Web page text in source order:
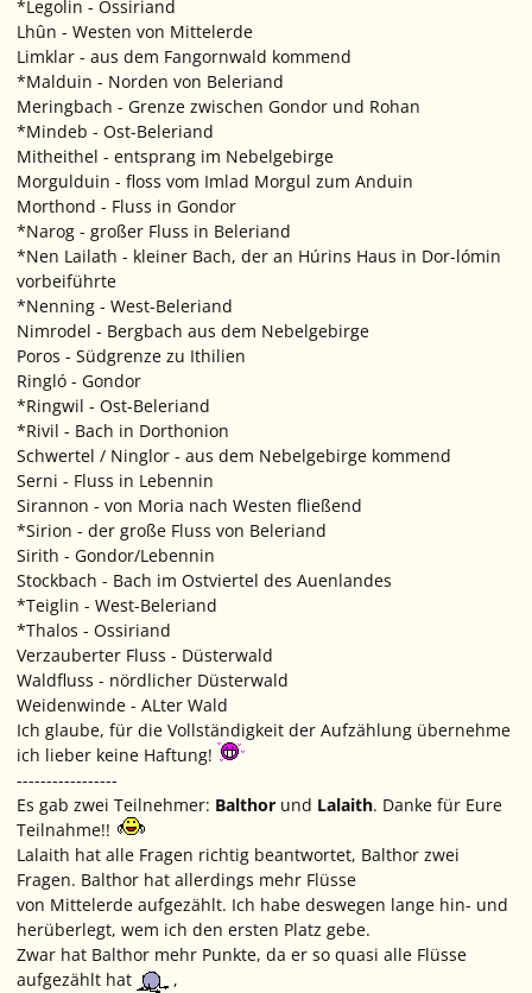
*Legolin - Ossiriand
Lhûn - Westen von Mittelerde
Limklar - aus dem Fangornwald kommend
*Malduin - Norden von Beleriand
Meringbach - Grenze zwischen Gondor und Rohan
*Mindeb - Ost-Beleriand
Mitheithel - entsprang im Nebelgebirge
Morgulduin - floss vom Imlad Morgul zum Anduin
Morthond - Fluss in Gondor
*Narog - großer Fluss in Beleriand
*Nen Lailath - kleiner Bach, der an Húrins Haus in Dor-lómin
vorbeiführte
*Nenning - West-Beleriand
Nimrodel - Bergbach aus dem Nebelgebirge
Poros - Südgrenze zu Ithilien
Ringló - Gondor
*Ringwil - Ost-Beleriand
*Rivil - Bach in Dorthonion
Schwertel / Ninglor - aus dem Nebelgebirge kommend
Serni - Fluss in Lebennin
Sirannon - von Moria nach Westen fließend
*Sirion - der große Fluss von Beleriand
Sirith - Gondor/Lebennin
Stockbach - Bach im Ostviertel des Auenlandes
*Teiglin - West-Beleriand
*Thalos - Ossiriand
Verzauberter Fluss - Düsterwald
Waldfluss - nördlicher Düsterwald
Weidenwinde - ALter Wald
Ich glaube, für die Vollständigkeit der Aufzählung übernehme
ich lieber keine Haftung!
-----------------
Es gab zwei Teilnehmer: Balthor und Lalaith. Danke für Eure
Teilnahme!!
Lalaith hat alle Fragen richtig beantwortet, Balthor zwei
Fragen. Balthor hat allerdings mehr Flüsse
von Mittelerde aufgezählt. Ich habe deswegen lange hin- und
herüberlegt, wem ich den ersten Platz gebe.
Zwar hat Balthor mehr Punkte, da er so quasi alle Flüsse
aufgezählt hat
,